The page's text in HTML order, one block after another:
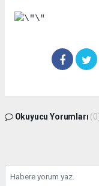
Okuyucu Yorumları